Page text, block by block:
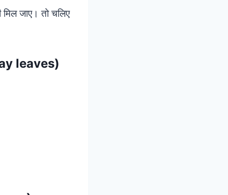
जाए। तो चलिए
leaves)